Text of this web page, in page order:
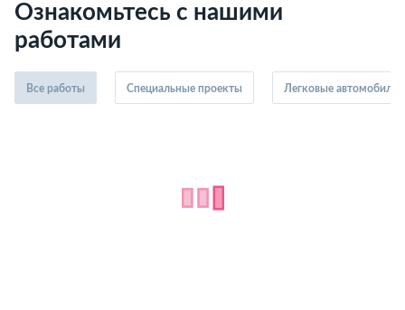
Ознакомьтесь с нашими
работами
Все работы Специальные проекты Легковые автомобили